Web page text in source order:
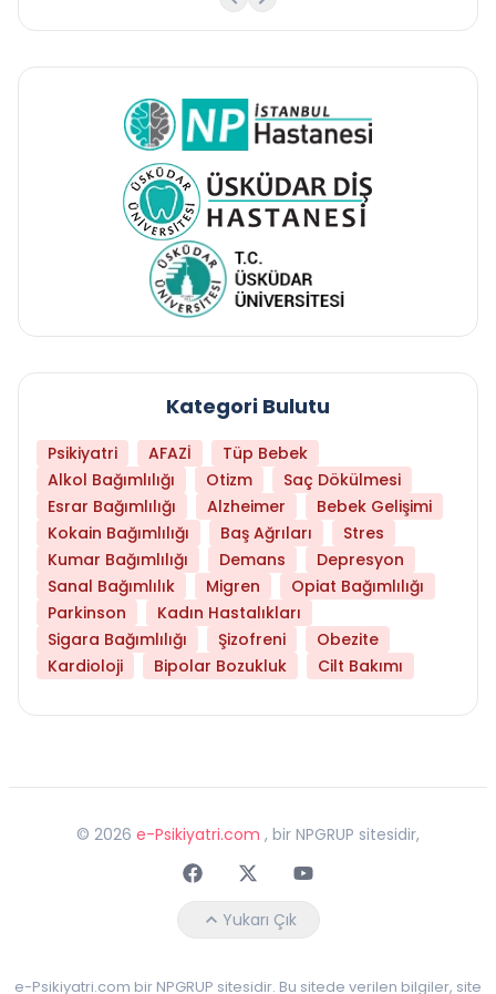
Kategori Bulutu
Psikiyatri AFAZİ
Tüp Bebek
Alkol Bağımlılığı
Otizm
Saç Dökülmesi
Esrar Bağımlılığı
Alzheimer
Bebek Gelişimi
Kokain Bağımlılığı
Baş Ağrıları
Stres
Kumar Bağımlılığı
Demans
Depresyon
Sanal Bağımlılık
Migren
Opiat Bağımlılığı
Parkinson
Kadın Hastalıkları
Sigara Bağımlılığı
Şizofreni
Obezite
Kardioloji
Bipolar Bozukluk Cilt Bakımı
© 2026 e-Psikiyatri.com , bir NPGRUP sitesidir,
FaceebokTwitterYoutube
Yukarı Çık
e-Psikiyatri.com bir NPGRUP sitesidir. Bu sitede verilen bilgiler, site